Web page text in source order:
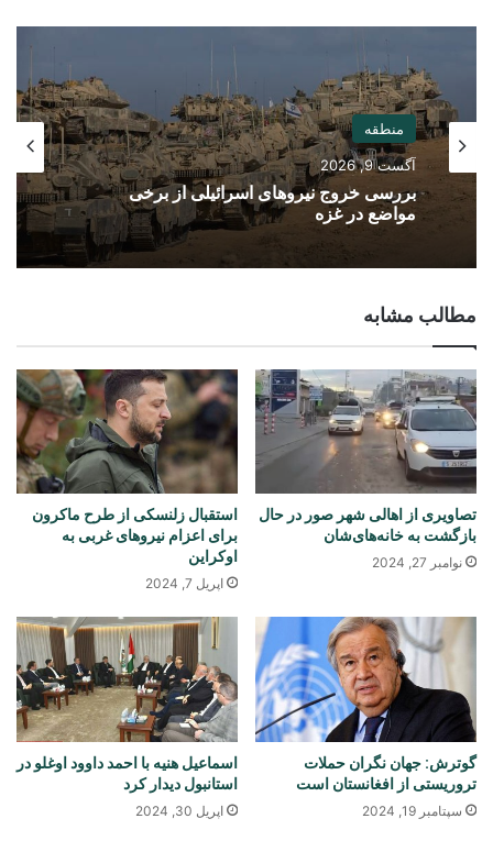
منطقه
آگست 9, 2026
بررسی خروج نیروهای اسرائیلی از برخی
مواضع در غزه
مطالب مشابه
تصاویری از اهالی شهر صور در حال
بازگشت به خانه‌های‌شان
نوامبر 27, 2024
استقبال زلنسکی از طرح ماکرون
برای اعزام نیروهای غربی به
اوکراین
اپریل 7, 2024
گوترش: جهان نگران حملات
تروریستی از افغانستان است
سپتامبر 19, 2024
اسماعیل هنیه با احمد داوود اوغلو در
استانبول دیدار کرد
اپریل 30, 2024